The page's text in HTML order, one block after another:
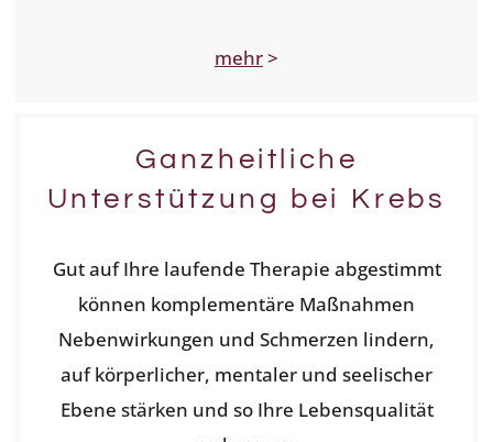
mehr>
Ganzheitliche
Unterstützung bei Krebs
Gut auf Ihre laufende Therapie abgestimmt
können komplementäre Maßnahmen
Nebenwirkungen und Schmerzen lindern,
auf körperlicher, mentaler und seelischer
Ebene stärken und so Ihre Lebensqualität